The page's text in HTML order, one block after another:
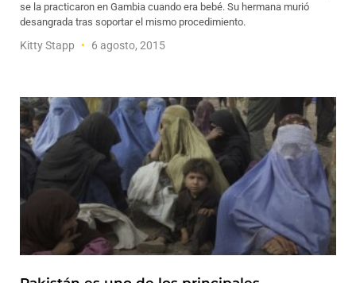
se la practicaron en Gambia cuando era bebé. Su hermana murió
desangrada tras soportar el mismo procedimiento.
Kitty Stapp 6 agosto, 2015